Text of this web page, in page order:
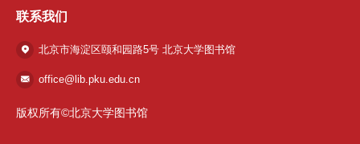
联系我们
北京市海淀区颐和园路5号 北京大学图书馆
office@lib.pku.edu.cn
版权所有©北京大学图书馆